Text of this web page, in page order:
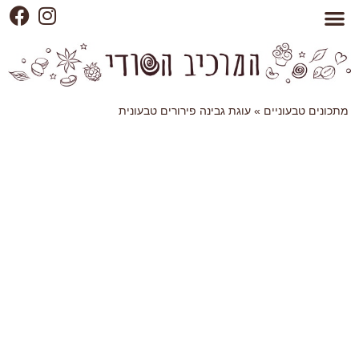
מתכונים טבעוניים »עוגת גבינה פירורים טבעונית